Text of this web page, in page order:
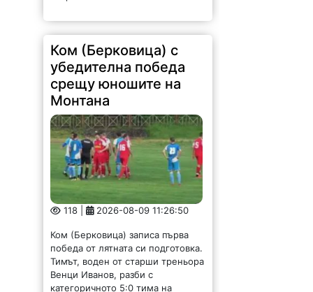
Ком (Берковица) с
убедителна победа
срещу юношите на
Монтана
118 | 2026-08-09 11:26:50
Ком (Берковица) записа първа
победа от лятната си подготовка.
Тимът, воден от старши треньора
Венци Иванов, разби с
категоричното 5:0 тима на